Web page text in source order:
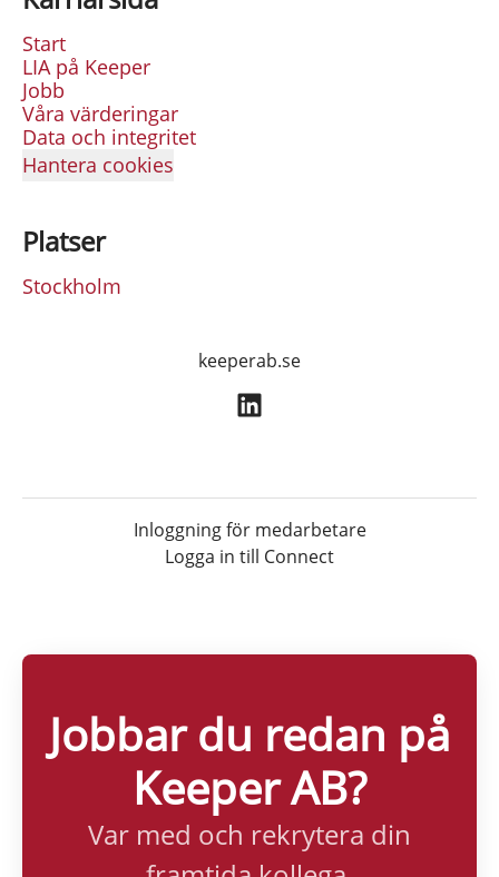
Start
LIA på Keeper
Jobb
Våra värderingar
Data och integritet
Hantera cookies
Platser
Stockholm
keeperab.se
Inloggning för medarbetare
Logga in till Connect
Jobbar du redan på
Keeper AB?
Var med och rekrytera din